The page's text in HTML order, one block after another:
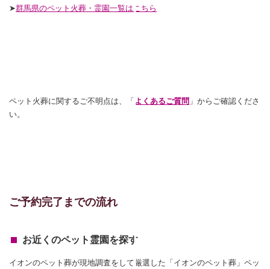
➤群馬県のペット火葬・霊園一覧はこちら
ペット火葬に関するご不明点は、「 よくあるご質問 」からご確認くださ
い。
ご予約完了までの流れ
お近くのペット霊園を探す
イオンのペット葬が現地調査をして厳選した「イオンのペット葬」ペッ